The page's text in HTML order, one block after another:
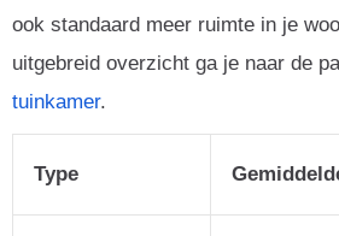
ook standaard meer ruimte in je
uitgebreid overzicht ga je naar de
tuinkamer.
Type